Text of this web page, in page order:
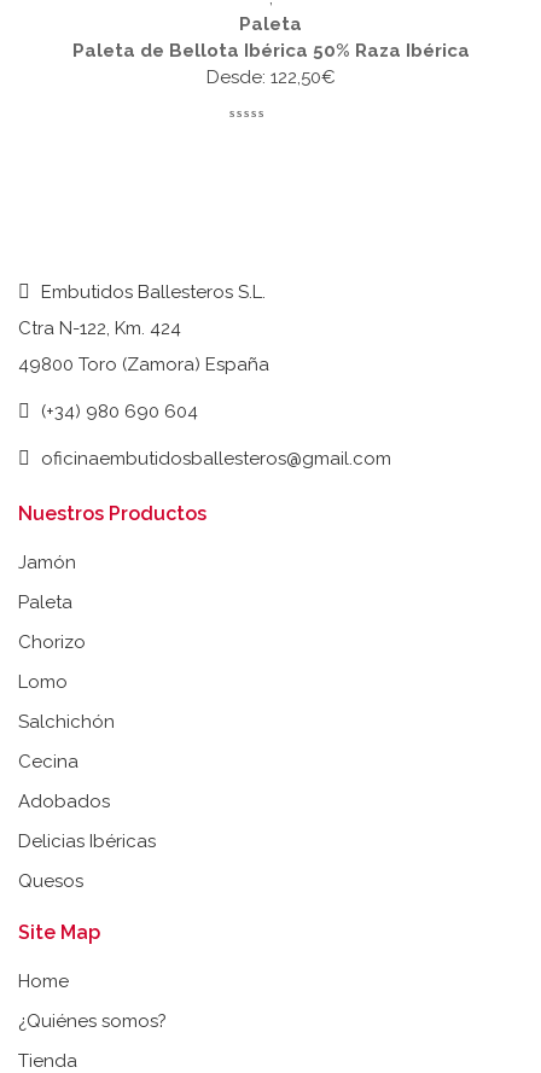
Paleta
Paleta de Bellota Ibérica 50% Raza Ibérica
Desde: 122,50€
Embutidos Ballesteros S.L.
Ctra N-122, Km. 424
49800 Toro (Zamora) España
(+34) 980 690 604
oficinaembutidosballesteros@gmail.com
Nuestros Productos
Jamón
Paleta
Chorizo
Lomo
Salchichón
Cecina
Adobados
Delicias Ibéricas
Quesos
Site Map
Home
¿Quiénes somos?
Tienda